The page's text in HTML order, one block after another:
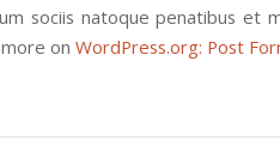
sociis natoque penatibus et
on WordPress.org: Post